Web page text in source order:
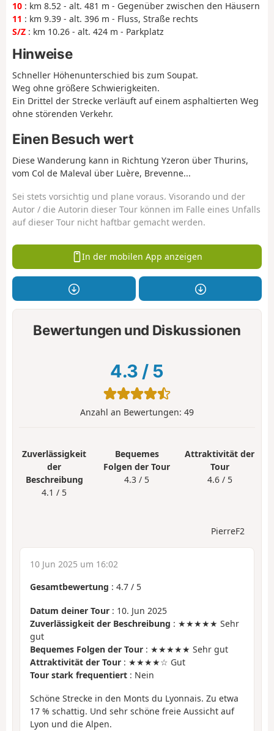
10 : km 8.52 - alt. 481 m - Gegenüber zwischen den Häusern
11 : km 9.39 - alt. 396 m - Fluss, Straße rechts
S/Z : km 10.26 - alt. 424 m - Parkplatz
Hinweise
Schneller Höhenunterschied bis zum Soupat.
Weg ohne größere Schwierigkeiten.
Ein Drittel der Strecke verläuft auf einem asphaltierten Weg
ohne störenden Verkehr.
Einen Besuch wert
Diese Wanderung kann in Richtung Yzeron über Thurins,
vom Col de Maleval über Luère, Brevenne...
Sei stets vorsichtig und plane voraus. Visorando und der
Autor / die Autorin dieser Tour können im Falle eines Unfalls
auf dieser Tour nicht haftbar gemacht werden.
In der mobilen App anzeigen
Bewertungen und Diskussionen
4.3 / 5
Anzahl an Bewertungen: 49
Zuverlässigkeit
der
Beschreibung
4.1 / 5
Bequemes
Folgen der Tour
4.3 / 5
Attraktivität der
Tour
4.6 / 5
PierreF2
10 Jun 2025 um 16:02
Gesamtbewertung : 4.7 / 5
Datum deiner Tour : 10. Jun 2025
Zuverlässigkeit der Beschreibung : ★★★★★ Sehr
gut
Bequemes Folgen der Tour : ★★★★★ Sehr gut
Attraktivität der Tour : ★★★★☆ Gut
Tour stark frequentiert : Nein
Schöne Strecke in den Monts du Lyonnais. Zu etwa
17 % schattig. Und sehr schöne freie Aussicht auf
Lyon und die Alpen.